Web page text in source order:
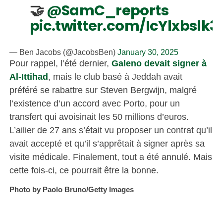
🤝@SamC_reports
pic.twitter.com/IcYlxbslk3
— Ben Jacobs (@JacobsBen) January 30, 2025
Pour rappel, l’été dernier, Galeno devait signer à
Al-Ittihad, mais le club basé à Jeddah avait
préféré se rabattre sur Steven Bergwijn, malgré
l’existence d’un accord avec Porto, pour un
transfert qui avoisinait les 50 millions d’euros.
L’ailier de 27 ans s’était vu proposer un contrat qu’il
avait accepté et qu’il s’apprêtait à signer après sa
visite médicale. Finalement, tout a été annulé. Mais
cette fois-ci, ce pourrait être la bonne.
Photo by Paolo Bruno/Getty Images